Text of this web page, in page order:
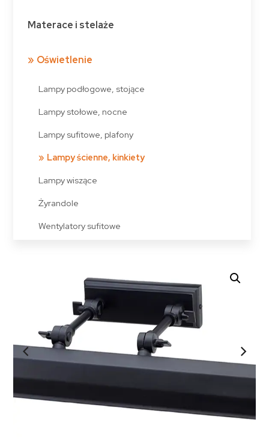
Materace i stelaże
Oświetlenie
Lampy podłogowe, stojące
Lampy stołowe, nocne
Lampy sufitowe, plafony
Lampy ścienne, kinkiety
Lampy wiszące
Żyrandole
Wentylatory sufitowe